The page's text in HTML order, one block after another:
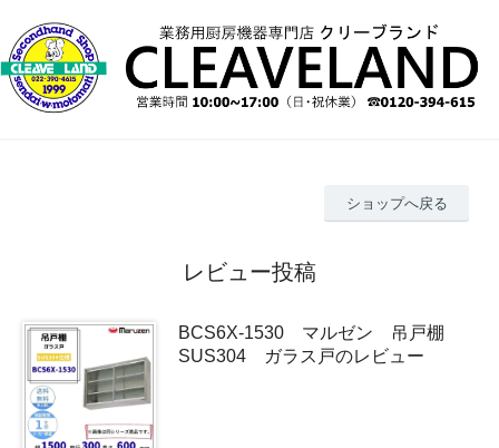
ショップへ戻る
レビュー投稿
BCS6X-1530 マルゼン 吊戸棚
SUS304 ガラス戸のレビュー